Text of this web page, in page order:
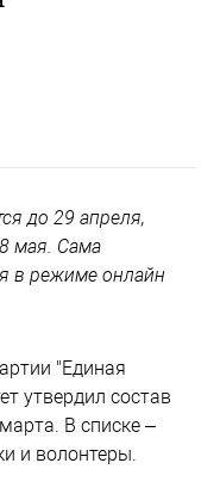
до 29 апреля,
мая. Сама
в режиме онлайн
"Единая
утвердил состав
В списке –
и волонтеры.